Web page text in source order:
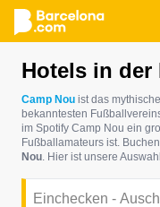
zum
Inhalt
Hotels in der
Camp Nou ist das
bekanntesten
im Spotify Camp Nou ein
Fußballamateurs ist.
Nou. Hier ist unsere